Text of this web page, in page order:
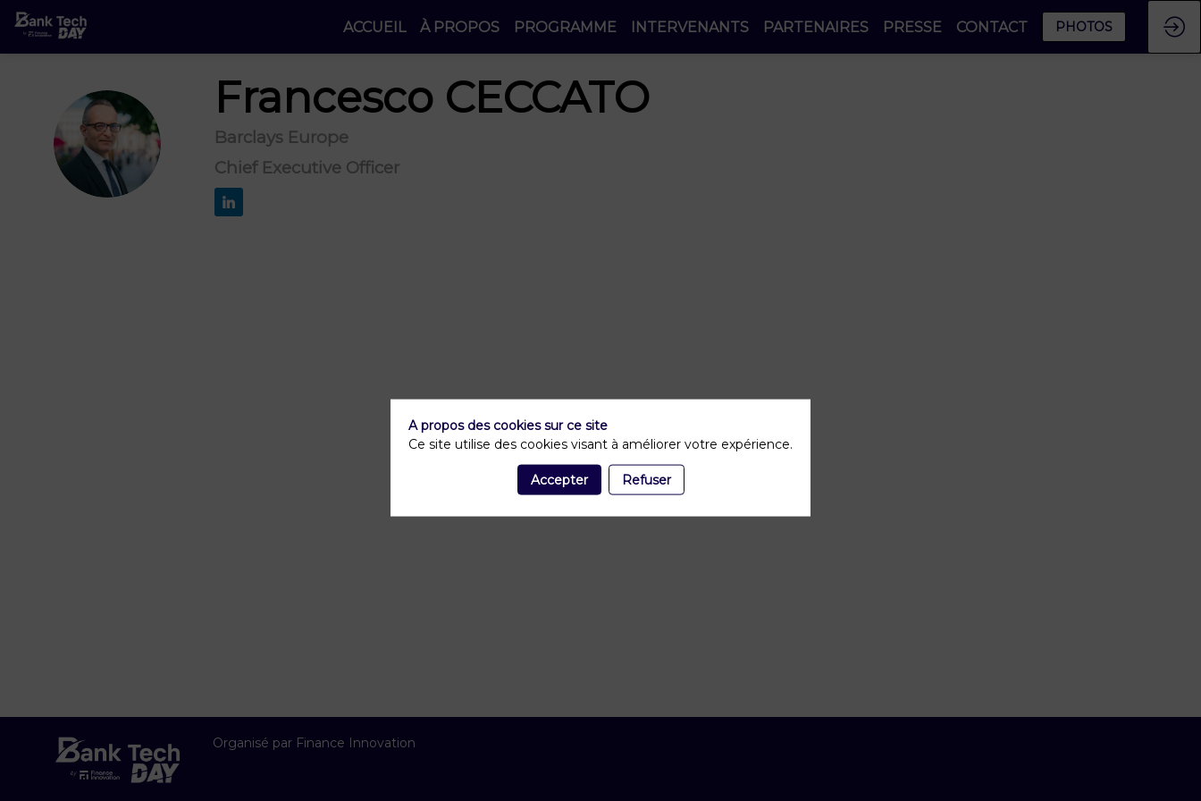
ACCUEIL À PROPOS PROGRAMME INTERVENANTS PARTENAIRES PRESSE CONTACT PHOTOS
FC
Francesco CECCATO
Barclays Europe
Chief Executive Officer
Organisé par Finance Innovation
A propos des cookies sur ce site
Ce site utilise des cookies visant à améliorer votre expérience.
Accepter Refuser